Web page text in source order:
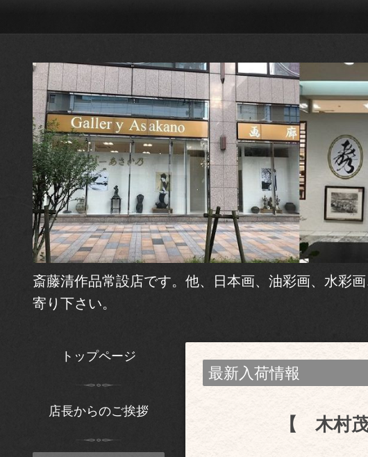
斎藤清作品常設店です。他、日本画、油彩画、水彩
寄り下さい。
最新入荷情報
【 木村
トップページ
店長からのご挨拶